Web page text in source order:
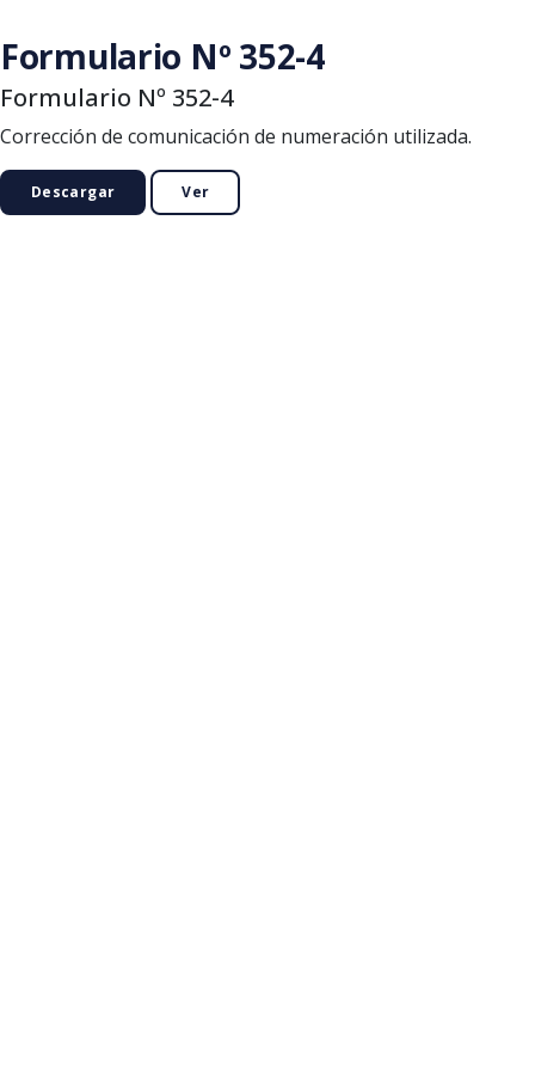
Formulario Nº 352-4
Formulario Nº 352-4
Corrección de comunicación de numeración utilizada.
Descargar Ver